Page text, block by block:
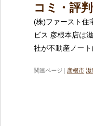
コミ・評
(株)ファースト住
ビス 彦根本店は
社が不動産ノー
関連ページ | 彦根市 滋